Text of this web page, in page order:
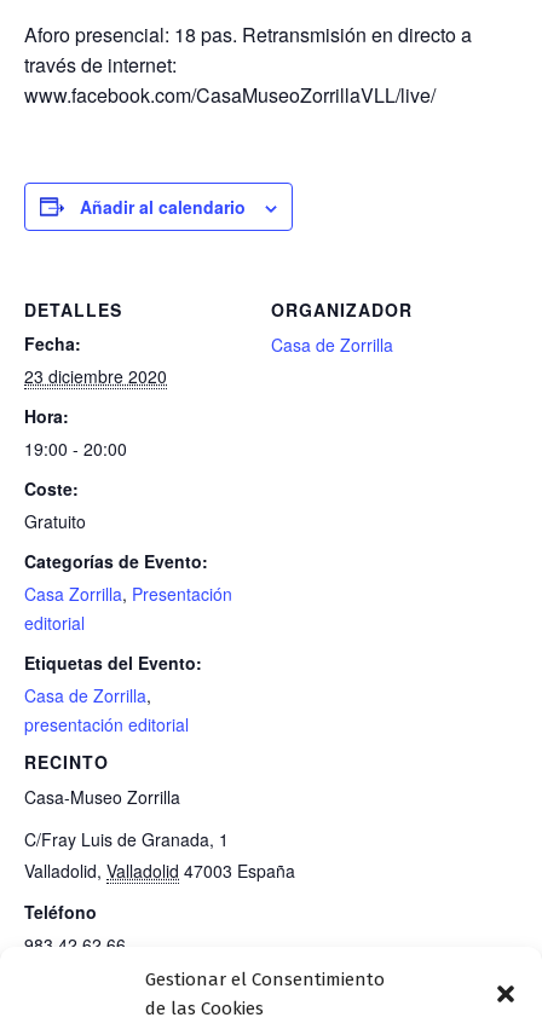
Gestionar el Consentimiento
de las Cookies
Aforo presencial: 18 pas. Retransmisión en directo a
través de internet:
www.facebook.com/CasaMuseoZorrillaVLL/live/
Añadir al calendario
DETALLES
Fecha:
23 diciembre 2020
Hora:
19:00 - 20:00
Coste:
Gratuito
Categorías de Evento:
Casa Zorrilla, Presentación
editorial
Etiquetas del Evento:
Casa de Zorrilla,
presentación editorial
RECINTO
Casa-Museo Zorrilla
C/Fray Luis de Granada, 1
Valladolid, Valladolid 47003 España
Teléfono
983 42 62 66
Ver el sitio web del Recinto
ORGANIZADOR
Casa de Zorrilla